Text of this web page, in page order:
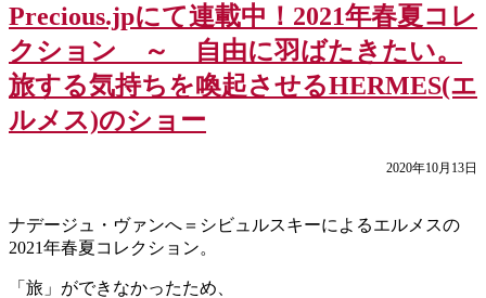
Precious.jpにて連載中！2021年春夏コレ
クション ～ 自由に羽ばたきたい。
旅する気持ちを喚起させるHERMES(エ
ルメス)のショー
2020年10月13日
ナデージュ・ヴァンへ＝シビュルスキーによるエルメスの
2021年春夏コレクション。
「旅」ができなかったため、